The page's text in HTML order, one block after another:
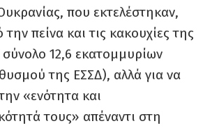
που εκτελέστηκαν,
πείνα και τις κακουχίες της
12,6 εκατομμυρίων
της ΕΣΣΔ), αλλά για να
«ενότητα και
τους» απέναντι στη